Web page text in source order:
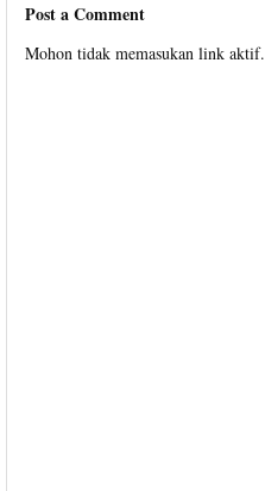
Post a Comment
Mohon tidak memasukan link aktif.